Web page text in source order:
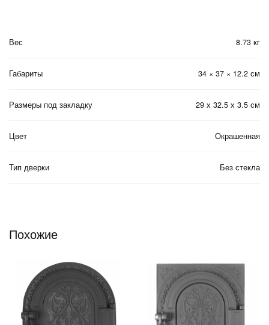
Вес 8.73 кг
Габариты 34 × 37 × 12.2 см
Размеры под закладку 29 х 32.5 х 3.5 см
Цвет Окрашенная
Тип дверки Без стекла
Похожие